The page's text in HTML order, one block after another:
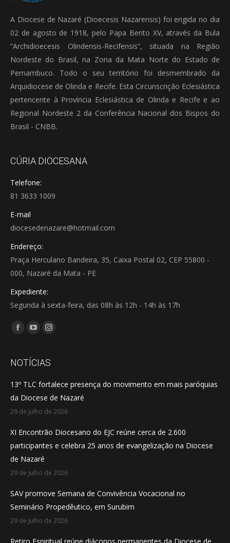
A Diocese de Nazaré (Dioecesis Nazarensis) foi erigida no dia
02 de agosto de 1918, pelo Papa Bento XV, através da Bula
“Archidioecesis Olindensis-Recifensis”, situada na Região
Nordeste do Brasil, na Zona da Mata Norte do Estado de
Pernambuco. Todo o seu território foi desmembrado da
Arquidiocese de Olinda e Recife. Esta Circunscrição Eclesiástica
pertencente à Província Eclesiástica de Olinda e Recife e ao
Regional Nordeste 2 da Conferência Nacional dos Bispos do
Brasil - CNBB.
CÚRIA DIOCESANA
Telefone:
81 3633 1009
E-mail
diocesedenazare@hotmail.com
Endereço:
Praça Herculano Bandeira, 35, Caixa Postal 02, CEP 55800 -
000, Nazaré da Mata - PE
Expediente:
Segunda à sexta-feira, das 08h às 12h - 14h às 17h
Encontre-nos em:
Facebook
opens
new
window
YouTube
opens
new
window
Instagram
opens
new
window
NOTÍCIAS
13º TLC fortalece presença do movimento em mais paróquias
da Diocese de Nazaré
29 de julho de 2026
XI Encontrão Diocesano do EJC reúne cerca de 2.600
participantes e celebra 25 anos de evangelização na Diocese
de Nazaré
29 de julho de 2026
SAV promove Semana de Convivência Vocacional no
Seminário Propedêutico, em Surubim
29 de julho de 2026